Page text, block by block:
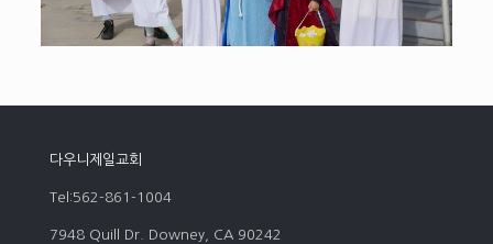
다우니제일교회
Tel:562-861-1004
7948 Quill Dr. Downey, CA 90242